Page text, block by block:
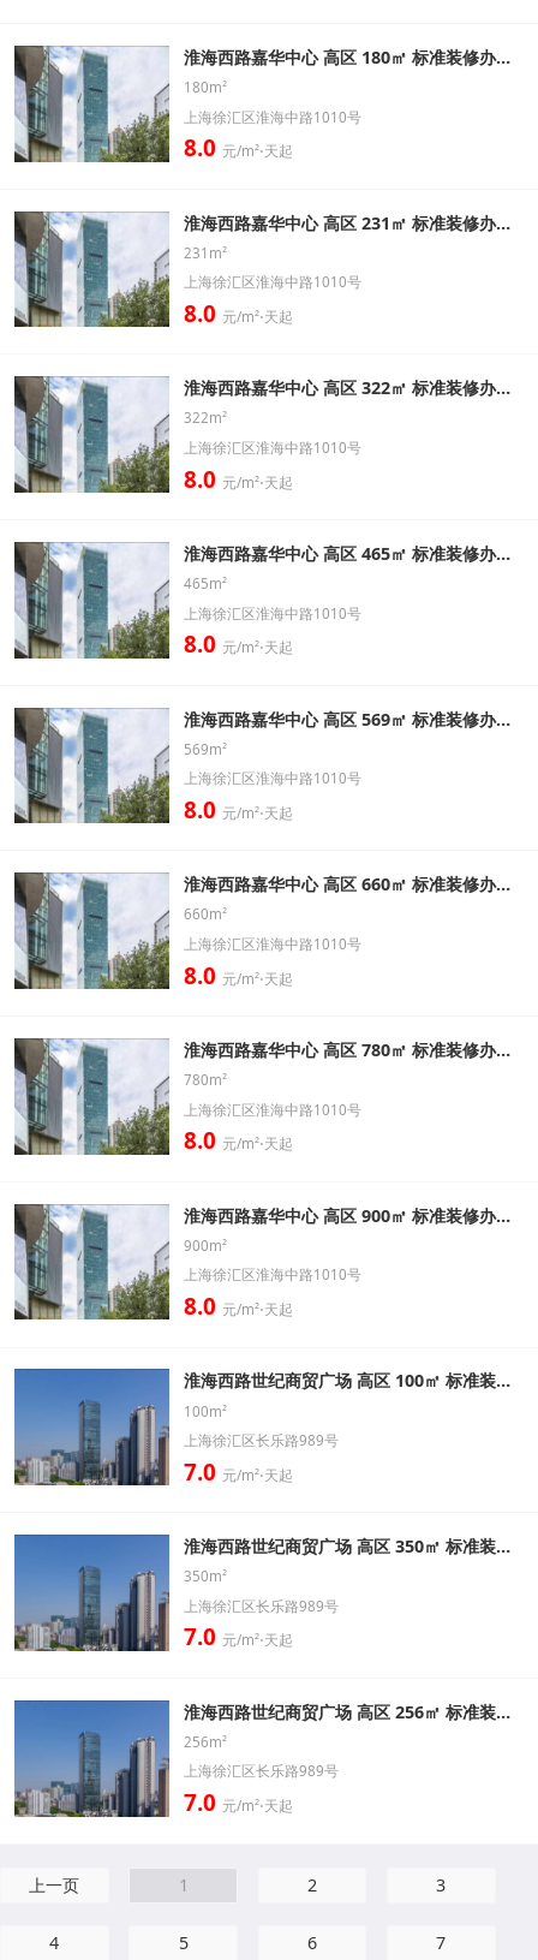
淮海西路嘉华中心 高区 180㎡ 标准装修办公室出租信息
180m²
上海徐汇区淮海中路1010号
8.0 元/m²⋅天起
淮海西路嘉华中心 高区 231㎡ 标准装修办公室出租信息
231m²
上海徐汇区淮海中路1010号
8.0 元/m²⋅天起
淮海西路嘉华中心 高区 322㎡ 标准装修办公室出租信息
322m²
上海徐汇区淮海中路1010号
8.0 元/m²⋅天起
淮海西路嘉华中心 高区 465㎡ 标准装修办公室出租信息
465m²
上海徐汇区淮海中路1010号
8.0 元/m²⋅天起
淮海西路嘉华中心 高区 569㎡ 标准装修办公室出租信息
569m²
上海徐汇区淮海中路1010号
8.0 元/m²⋅天起
淮海西路嘉华中心 高区 660㎡ 标准装修办公室出租信息
660m²
上海徐汇区淮海中路1010号
8.0 元/m²⋅天起
淮海西路嘉华中心 高区 780㎡ 标准装修办公室出租信息
780m²
上海徐汇区淮海中路1010号
8.0 元/m²⋅天起
淮海西路嘉华中心 高区 900㎡ 标准装修办公室出租信息
900m²
上海徐汇区淮海中路1010号
8.0 元/m²⋅天起
淮海西路世纪商贸广场 高区 100㎡ 标准装修办公室出租信息
100m²
上海徐汇区长乐路989号
7.0 元/m²⋅天起
淮海西路世纪商贸广场 高区 350㎡ 标准装修办公室出租信息
350m²
上海徐汇区长乐路989号
7.0 元/m²⋅天起
淮海西路世纪商贸广场 高区 256㎡ 标准装修办公室出租信息
256m²
上海徐汇区长乐路989号
7.0 元/m²⋅天起
上一页 1 2 3
4 5 6 7